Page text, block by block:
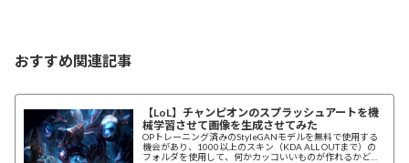
おすすめ関連記事
【LoL】チャンピオンのスプラッシュアートを機
械学習させて画像を生成させてみた
OPトレーニング済みのStyleGANモデルを無料で使用する
機会があり、1000以上のスキン（KDA ALL OUTまで）の
フォルダを使用して、何かカッコいいものが作れるかどう